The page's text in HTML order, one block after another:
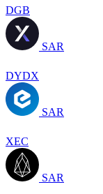
DGB
SAR
DYDX
SAR
XEC
SAR